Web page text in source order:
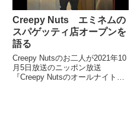
Creepy Nuts エミネムの
スパゲッティ店オープンを
語る
Creepy Nutsのお二人が2021年10
月5日放送のニッポン放送
『Creepy Nutsのオールナイトニ